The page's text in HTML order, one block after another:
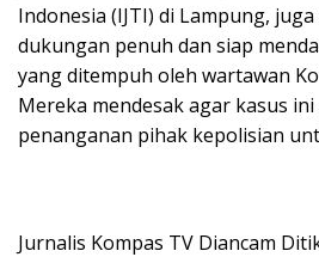
Indonesia (IJTI) di Lampung,
dukungan penuh dan siap
yang ditempuh oleh wartawan
Mereka mendesak agar kasus
penanganan pihak kepolisian
Jurnalis Kompas TV Diancam